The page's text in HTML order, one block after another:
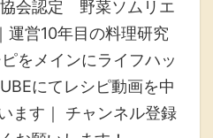
協会認定 野菜ソムリエ
運営10年目の料理研究
をメインにライフハッ
にてレシピ動画を中
ます｜ チャンネル登録